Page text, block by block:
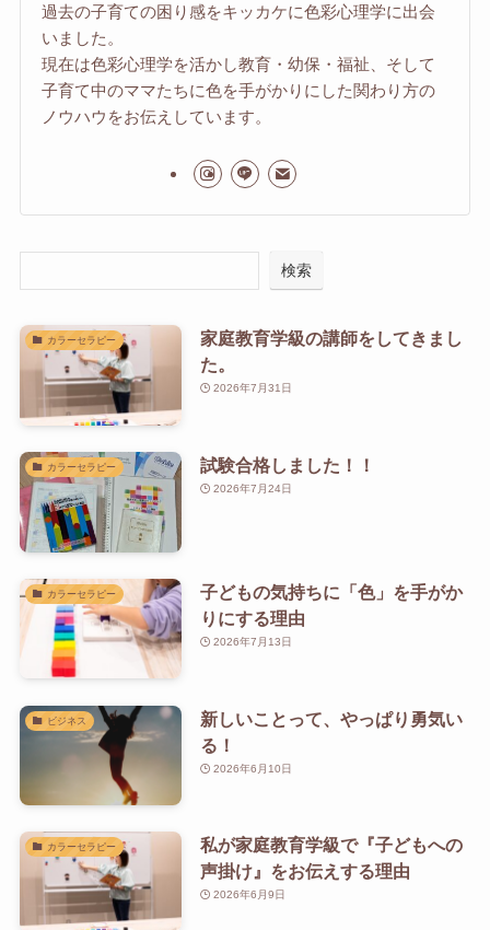
過去の子育ての困り感をキッカケに色彩心理学に出会
いました。
現在は色彩心理学を活かし教育・幼保・福祉、そして
子育て中のママたちに色を手がかりにした関わり方の
ノウハウをお伝えしています。
検索
カラーセラピー
家庭教育学級の講師をしてきまし
た。
2026年7月31日
カラーセラピー 試験合格しました！！
2026年7月24日
カラーセラピー
子どもの気持ちに「色」を手がか
りにする理由
2026年7月13日
ビジネス
新しいことって、やっぱり勇気い
る！
2026年6月10日
カラーセラピー
私が家庭教育学級で『子どもへの
声掛け』をお伝えする理由
2026年6月9日